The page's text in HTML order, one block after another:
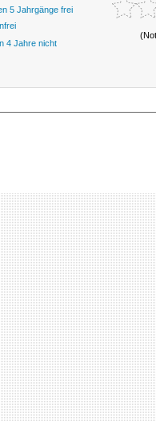
5 Jahrgänge frei
4 Jahre nicht